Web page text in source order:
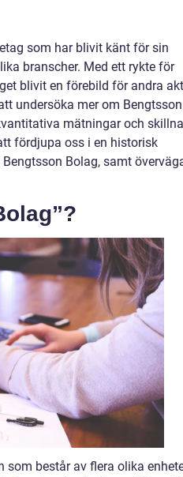
som har blivit känt för sin
branscher. Med ett rykte för
blivit en förebild för andra
undersöka mer om
mätningar och
fördjupa oss i en historisk
Bolag, samt
som består av flera olika